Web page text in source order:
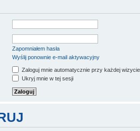
Zapomniałem hasła
Wyślij ponownie e-mail aktywacyjny
Zaloguj mnie automatycznie przy każdej wizycie
Ukryj mnie w tej sesji